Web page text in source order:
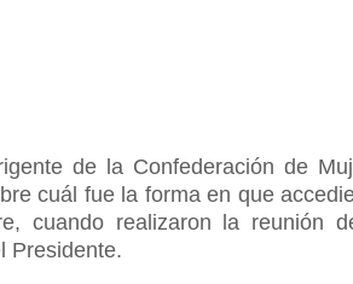
de la Confederación de
cuál fue la forma en que
cuando realizaron la reunión
Presidente.